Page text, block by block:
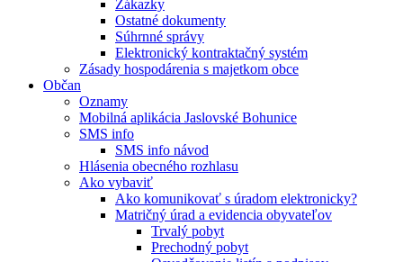
Zákazky
Ostatné dokumenty
Súhrnné správy
Elektronický kontraktačný systém
Zásady hospodárenia s majetkom obce
Občan
Oznamy
Mobilná aplikácia Jaslovské Bohunice
SMS info
SMS info návod
Hlásenia obecného rozhlasu
Ako vybaviť
Ako komunikovať s úradom elektronicky?
Matričný úrad a evidencia obyvateľov
Trvalý pobyt
Prechodný pobyt